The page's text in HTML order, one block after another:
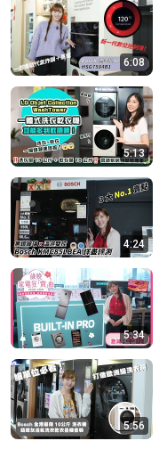
6:08
5:13
4:24
5:34
5:56